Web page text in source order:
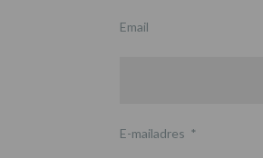
Email
E-mailadres *